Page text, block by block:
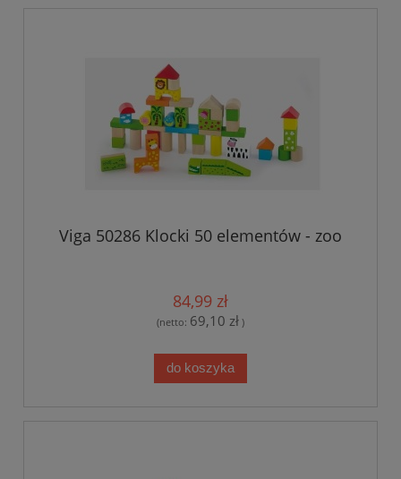
Viga 50286 Klocki 50 elementów - zoo
84,99 zł
(netto: 69,10 zł )
do koszyka